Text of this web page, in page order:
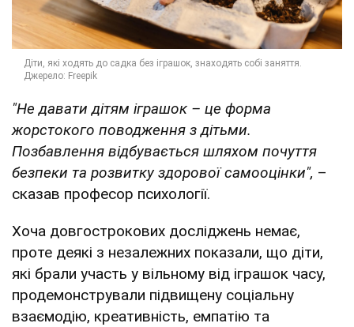
"Не давати дітям іграшок – це форма
жорстокого поводження з дітьми.
Позбавлення відбувається шляхом почуття
безпеки та розвитку здорової самооцінки", –
сказав професор психології.
Хоча довгострокових досліджень немає,
проте деякі з незалежних показали, що діти,
які брали участь у вільному від іграшок часу,
продемонстрували підвищену соціальну
взаємодію, креативність, емпатію та